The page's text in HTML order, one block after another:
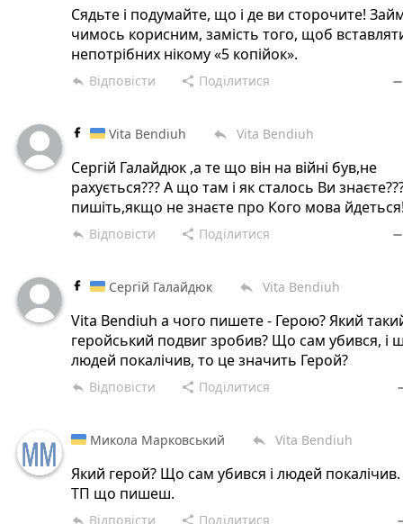
Сядьте і подумайте, що і де ви сторочите!
чимось корисним, замість того, щоб
непотрібних нікому «5 копійок».
reply Відповісти share Поділитися remove
Vita Bendiuh reply Vita Bendiuh
Сергій Галайдюк ,а те що він на війні був,не
рахується??? А що там і як сталось Ви
пишіть,якщо не знаєте про Кого мова
reply Відповісти share Поділитися remove
Сергій Галайдюк reply Vita Bendiuh
Vita Bendiuh а чого пишете - Герою? Який
геройський подвиг зробив? Що сам убився, і
людей покалічив, то це значить Герой?
reply Відповісти share Поділитися
Микола Марковський reply Vita Bendiuh
Який герой? Що сам убився і людей
ТП що пишеш.
reply Відповісти share Поділитися